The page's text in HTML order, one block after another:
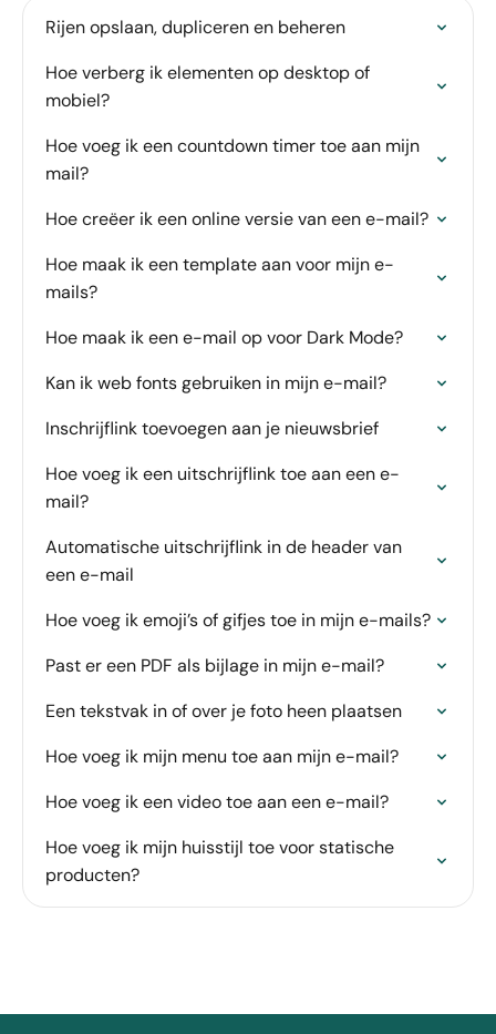
Rijen opslaan, dupliceren en beheren
Hoe verberg ik elementen op desktop of
mobiel?
Hoe voeg ik een countdown timer toe aan mijn
mail?
Hoe creëer ik een online versie van een e-mail?
Hoe maak ik een template aan voor mijn e-
mails?
Hoe maak ik een e-mail op voor Dark Mode?
Kan ik web fonts gebruiken in mijn e-mail?
Inschrijflink toevoegen aan je nieuwsbrief
Hoe voeg ik een uitschrijflink toe aan een e-
mail?
Automatische uitschrijflink in de header van
een e-mail
Hoe voeg ik emoji’s of gifjes toe in mijn e-mails?
Past er een PDF als bijlage in mijn e-mail?
Een tekstvak in of over je foto heen plaatsen
Hoe voeg ik mijn menu toe aan mijn e-mail?
Hoe voeg ik een video toe aan een e-mail?
Hoe voeg ik mijn huisstijl toe voor statische
producten?